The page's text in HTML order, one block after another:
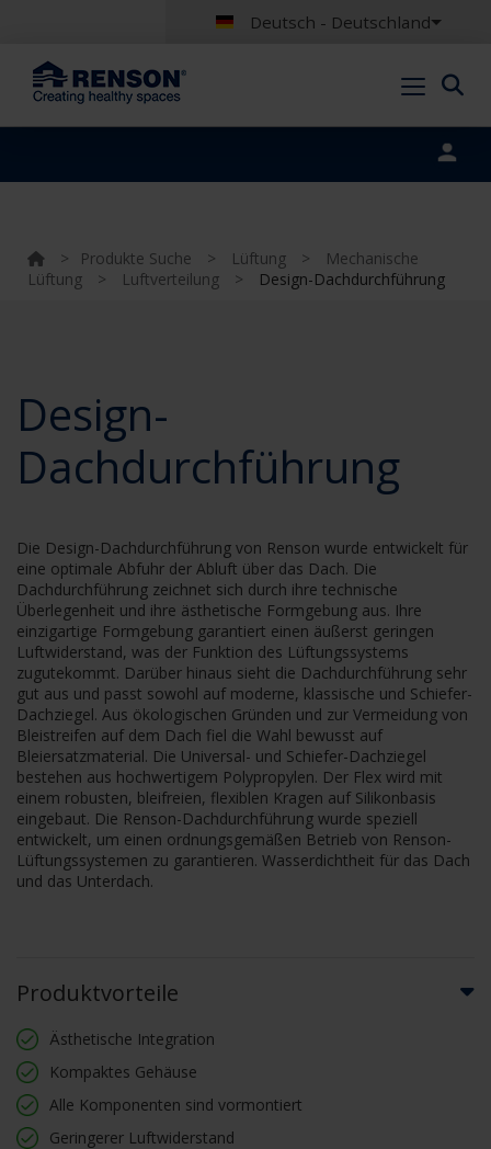
Deutsch - Deutschland
> Produkte Suche > Lüftung >
Mechanische
Lüftung
> Luftverteilung > Design-Dachdurchführung
Design-
Dachdurchführung
Die Design-Dachdurchführung von Renson wurde entwickelt für
eine optimale Abfuhr der Abluft über das Dach. Die
Dachdurchführung zeichnet sich durch ihre technische
Überlegenheit und ihre ästhetische Formgebung aus. Ihre
einzigartige Formgebung garantiert einen äußerst geringen
Luftwiderstand, was der Funktion des Lüftungssystems
zugutekommt. Darüber hinaus sieht die Dachdurchführung sehr
gut aus und passt sowohl auf moderne, klassische und Schiefer-
Dachziegel. Aus ökologischen Gründen und zur Vermeidung von
Bleistreifen auf dem Dach fiel die Wahl bewusst auf
Bleiersatzmaterial. Die Universal- und Schiefer-Dachziegel
bestehen aus hochwertigem Polypropylen. Der Flex wird mit
einem robusten, bleifreien, flexiblen Kragen auf Silikonbasis
eingebaut. Die Renson-Dachdurchführung wurde speziell
entwickelt, um einen ordnungsgemäßen Betrieb von Renson-
Lüftungssystemen zu garantieren. Wasserdichtheit für das Dach
und das Unterdach.
Produktvorteile
Ästhetische Integration
Kompaktes Gehäuse
Alle Komponenten sind vormontiert
Geringerer Luftwiderstand